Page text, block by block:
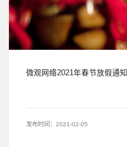
微观网络2021年春节放假通知
发布时间：2021-02-05